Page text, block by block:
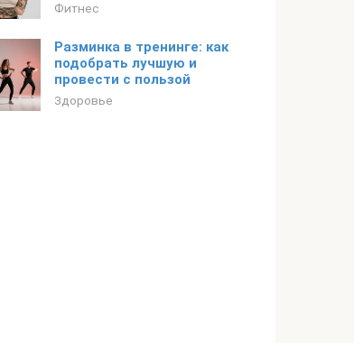
Фитнес
Разминка в тренинге: как
подобрать лучшую и
провести с пользой
Здоровье